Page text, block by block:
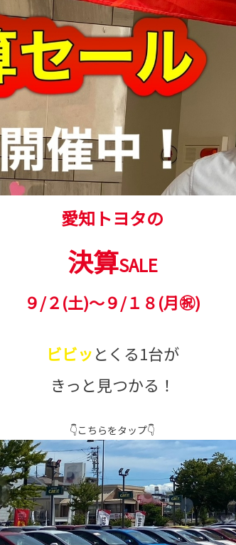
愛知トヨタの
決算SALE
９/２(土)～９/１８(月㊗)
ビビッとくる1台が
きっと見つかる！
👇こちらをタップ👇